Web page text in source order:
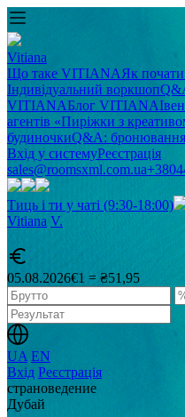
Vitiana
Що таке VITIANAЯк
Індивідуальний воркшоп
VITIANAБлог VITIANA
агентів «Пиріжки з
будиночкиQ&A: бронювання
Вхід у системуРеєстрація
sales@roomsxml.com.ua
Тиць і ти у чаті (9:30-18:00)
Vitiana V.
05.08.2026€1 = ₴51,95
UA EN
Вхід Реєстрація
cтрановедение
Дубай